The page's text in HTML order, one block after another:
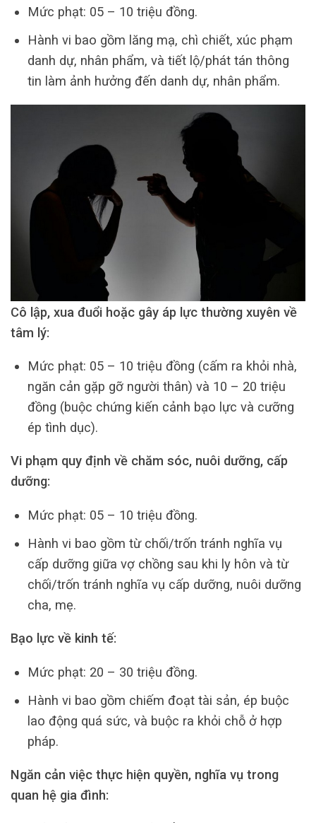
Mức phạt: 05 – 10 triệu đồng.
Hành vi bao gồm lăng mạ, chì chiết, xúc phạm
danh dự, nhân phẩm, và tiết lộ/phát tán thông
tin làm ảnh hưởng đến danh dự, nhân phẩm.
Cô lập, xua đuổi hoặc gây áp lực thường xuyên về
tâm lý:
Mức phạt: 05 – 10 triệu đồng (cấm ra khỏi nhà,
ngăn cản gặp gỡ người thân) và 10 – 20 triệu
đồng (buộc chứng kiến cảnh bạo lực và cưỡng
ép tình dục).
Vi phạm quy định về chăm sóc, nuôi dưỡng, cấp
dưỡng:
Mức phạt: 05 – 10 triệu đồng.
Hành vi bao gồm từ chối/trốn tránh nghĩa vụ
cấp dưỡng giữa vợ chồng sau khi ly hôn và từ
chối/trốn tránh nghĩa vụ cấp dưỡng, nuôi dưỡng
cha, mẹ.
Bạo lực về kinh tế:
Mức phạt: 20 – 30 triệu đồng.
Hành vi bao gồm chiếm đoạt tài sản, ép buộc
lao động quá sức, và buộc ra khỏi chỗ ở hợp
pháp.
Ngăn cản việc thực hiện quyền, nghĩa vụ trong
quan hệ gia đình: